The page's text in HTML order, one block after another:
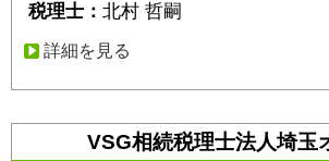
税理士： 北村 哲嗣
詳細を見る
VSG相続税理士法人埼玉